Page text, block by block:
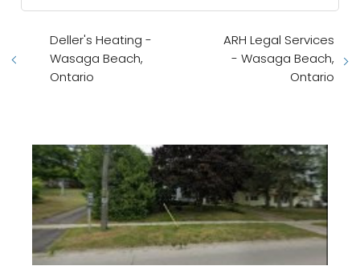
Deller's Heating -
Wasaga Beach,
Ontario
ARH Legal Services
- Wasaga Beach,
Ontario